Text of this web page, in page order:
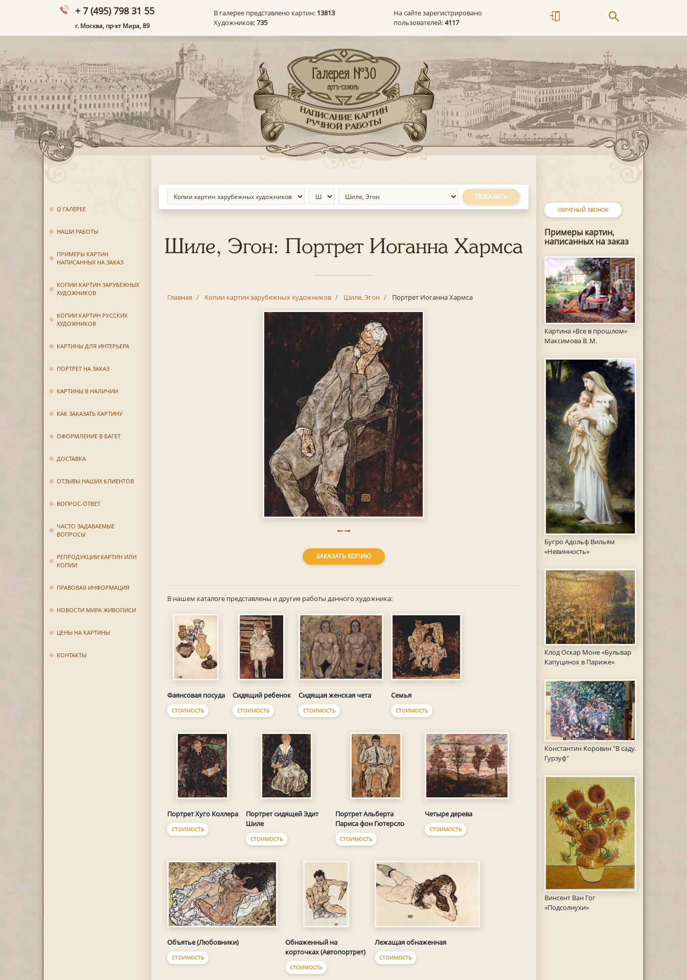
+ 7 (495) 798 31 55
г. Москва, пр-кт Мира, 89
В галерее представлено картин: 13813
Художников:735
На сайте зарегистрировано
пользователей:4117
О ГАЛЕРЕЕ
НАШИ РАБОТЫ
ПРИМЕРЫ КАРТИН
НАПИСАННЫХ НА ЗАКАЗ
КОПИИ КАРТИН ЗАРУБЕЖНЫХ
ХУДОЖНИКОВ
КОПИИ КАРТИН РУССКИХ
ХУДОЖНИКОВ
КАРТИНЫ ДЛЯ ИНТЕРЬЕРА
ПОРТРЕТ НА ЗАКАЗ
КАРТИНЫ В НАЛИЧИИ
КАК ЗАКАЗАТЬ КАРТИНУ
ОФОРМЛЕНИЕ В БАГЕТ
ДОСТАВКА
ОТЗЫВЫ НАШИХ КЛИЕНТОВ
ВОПРОС-ОТВЕТ
ЧАСТО ЗАДАВАЕМЫЕ
ВОПРОСЫ
РЕПРОДУКЦИИ КАРТИН ИЛИ
КОПИИ
ПРАВОВАЯ ИНФОРМАЦИЯ
НОВОСТИ МИРА ЖИВОПИСИ
ЦЕНЫ НА КАРТИНЫ
КОНТАКТЫ
ОБРАТНЫЙ ЗВОНОК
Примеры картин,
написанных на заказ
Картина «Все в прошлом»
Максимова В. М.
Бугро Адольф Вильям
«Невинность»
Клод Оскар Моне «Бульвар
Капуцинок в Париже»
Константин Коровин "В саду.
Гурзуф"
Винсент Ван Гог
«Подсолнухи»
ПОКАЗАТЬ
Шиле, Эгон: Портрет Иоганна Хармса
Главная Копии картин зарубежных художников Шиле, Эгон Портрет Иоганна Хармса
ЗАКАЗАТЬ КОПИЮ
В нашем каталоге представлены и другие работы данного художника:
Фаянсовая посуда
СТОИМОСТЬ
Сидящий ребенок
СТОИМОСТЬ
Сидящая женская чета
СТОИМОСТЬ
Семья
СТОИМОСТЬ
Портрет Хуго Коллера
СТОИМОСТЬ
Портрет сидящей Эдит
Шиле
СТОИМОСТЬ
Портрет Альберта
Париса фон Гютерсло
СТОИМОСТЬ
Четыре дерева
СТОИМОСТЬ
Объятье (Любовники)
СТОИМОСТЬ
Обнаженный на
корточках (Автопортрет)
СТОИМОСТЬ
Лежащая обнаженная
СТОИМОСТЬ